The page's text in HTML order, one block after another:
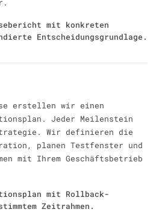
mit konkreten
Entscheidungsgrundlage.
erstellen wir einen
Jeder Meilenstein
Wir definieren die
planen Testfenster und
mit Ihrem Geschäftsbetrieb
mit Rollback-
Zeitrahmen.